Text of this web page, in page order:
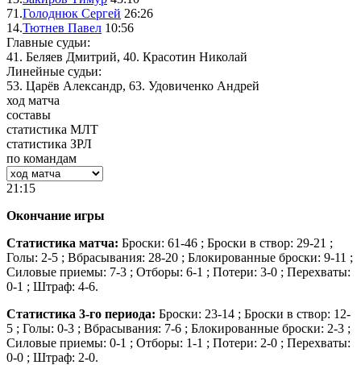
71.Голоднюк Сергей 26:26
14.Тютнев Павел 10:56
Главные судьи:
41. Беляев Дмитрий, 40. Красотин Николай
Линейные судьи:
53. Царёв Александр, 63. Удовиченко Андрей
ход матча
составы
статистика МЛТ
статистика ЗРЛ
по командам
21:15
Окончание игры
Статистика матча: Броски: 61-46 ; Броски в створ: 29-21 ;
Голы: 2-5 ; Вбрасывания: 28-20 ; Блокированные броски: 9-11 ;
Силовые приемы: 7-3 ; Отборы: 6-1 ; Потери: 3-0 ; Перехваты:
0-1 ; Штраф: 4-6.
Статистика 3-го периода: Броски: 23-14 ; Броски в створ: 12-
5 ; Голы: 0-3 ; Вбрасывания: 7-6 ; Блокированные броски: 2-3 ;
Силовые приемы: 0-1 ; Отборы: 1-1 ; Потери: 2-0 ; Перехваты:
0-0 ; Штраф: 2-0.